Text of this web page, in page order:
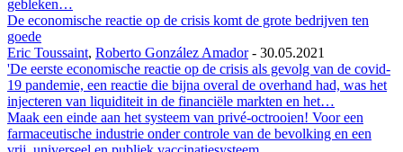
gebleken…
De economische reactie op de crisis komt de grote bedrijven ten
goede
Eric Toussaint, Roberto González Amador- 30.05.2021
'De eerste economische reactie op de crisis als gevolg van de covid-
19 pandemie, een reactie die bijna overal de overhand had, was het
injecteren van liquiditeit in de financiële markten en het…
Maak een einde aan het systeem van privé-octrooien! Voor een
farmaceutische industrie onder controle van de bevolking en een